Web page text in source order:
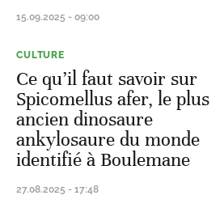
15.09.2025 - 09:00
CULTURE
Ce qu’il faut savoir sur
Spicomellus afer, le plus
ancien dinosaure
ankylosaure du monde
identifié à Boulemane
27.08.2025 - 17:48